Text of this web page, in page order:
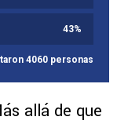
43%
4060 personas
allá de que